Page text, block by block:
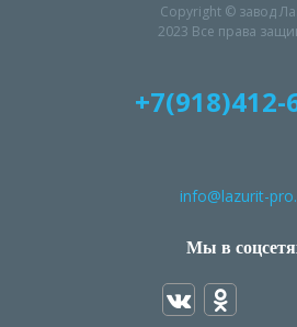
Copyright © завод
2023 Все права
+7(918)412-
info@lazurit-
Мы в